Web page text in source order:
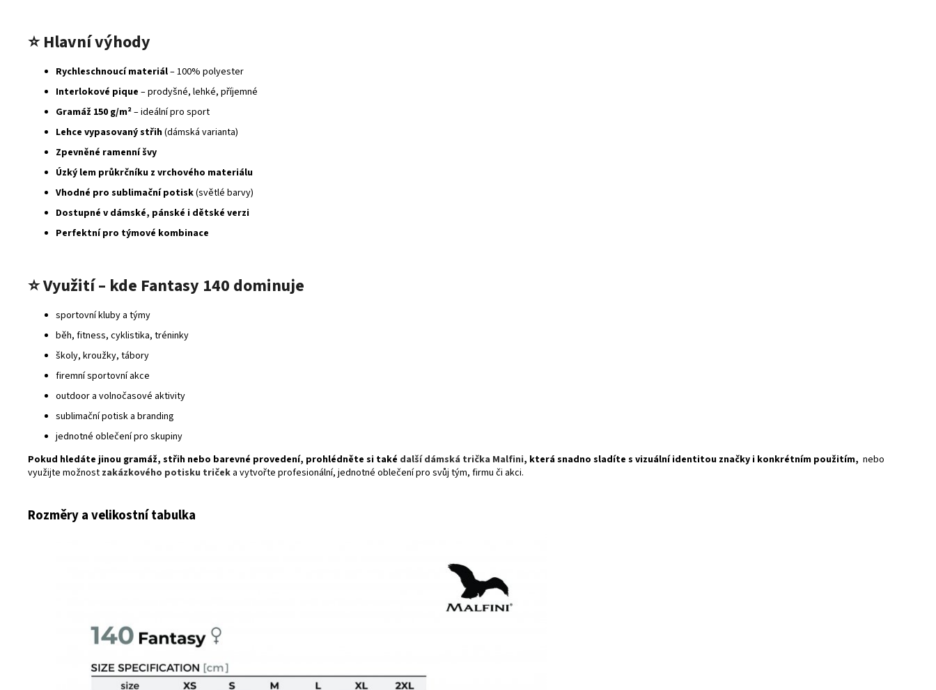
⭐Hlavní výhody
Rychleschnoucí materiál– 100% polyester
Interlokové pique – prodyšné, lehké, příjemné
Gramáž 150 g/m²– ideální pro sport
Lehce vypasovaný střih(dámská varianta)
Zpevněné ramenní švy
Úzký lem průkrčníku z vrchového materiálu
Vhodné pro sublimační potisk(světlé barvy)
Dostupné v dámské, pánské i dětské verzi
Perfektní pro týmové kombinace
⭐Využití – kde Fantasy 140 dominuje
sportovní kluby a týmy
běh, fitness, cyklistika, tréninky
školy, kroužky, tábory
firemní sportovní akce
outdoor a volnočasové aktivity
sublimační potisk a branding
jednotné oblečení pro skupiny
Pokud hledáte jinou gramáž, střih nebo barevné provedení, prohlédněte si také další dámská trička Malfini, která snadno sladíte s vizuální identitou značky i konkrétním použitím, nebo
využijte možnost zakázkového potisku triček a vytvořte profesionální, jednotné oblečení pro svůj tým, firmu či akci.
Rozměry a velikostní tabulka